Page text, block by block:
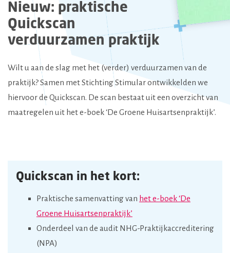
Nieuw: praktische
Quickscan
verduurzamen praktijk
Wilt u aan de slag met het (verder) verduurzamen van de
praktijk? Samen met Stichting Stimular ontwikkelden we
hiervoor de Quickscan. De scan bestaat uit een overzicht van
maatregelen uit het e-boek ‘De Groene Huisartsenpraktijk’.
Quickscan in het kort:
Praktische samenvatting van het e-boek ‘De
Groene Huisartsenpraktijk’
Onderdeel van de audit NHG-Praktijkaccreditering
(NPA)